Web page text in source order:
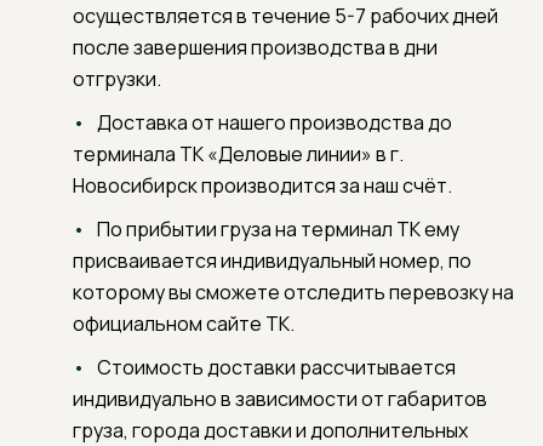
осуществляется в течение 5-7 рабочих дней
после завершения производства в дни
отгрузки.
Доставка от нашего производства до
терминала ТК «Деловые линии» в г.
Новосибирск производится за наш счёт.
По прибытии груза на терминал ТК ему
присваивается индивидуальный номер, по
которому вы сможете отследить перевозку на
официальном сайте ТК.
Стоимость доставки рассчитывается
индивидуально в зависимости от габаритов
груза, города доставки и дополнительных